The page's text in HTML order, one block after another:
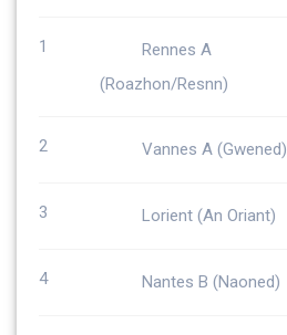
1
Rennes A
(Roazhon/Resnn)
2 Vannes A (Gwened)
3 Lorient (An Oriant)
4 Nantes B (Naoned)